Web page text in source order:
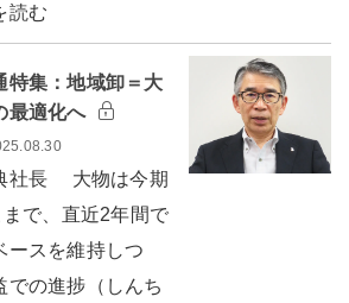
読む
特集：地域卸＝大
適化へ
社長 大物は今期
まで、直近2年間で
ースを維持しつ
での進捗（しんち